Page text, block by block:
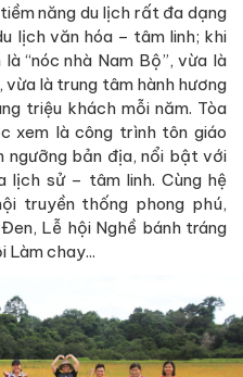
năng du lịch rất đa dạng
lịch văn hóa – tâm linh; khi
“nóc nhà Nam Bộ”, vừa là
vừa là trung tâm hành hương
triệu khách mỗi năm. Tòa
xem là công trình tôn giáo
bản địa, nổi bật với
sử – tâm linh. Cùng hệ
truyền thống phong phú,
Lễ hội Nghề bánh tráng
Làm chay...